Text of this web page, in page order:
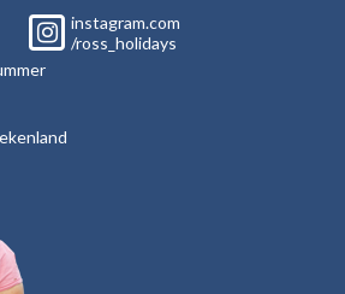
instagram.com
/ross_holidays